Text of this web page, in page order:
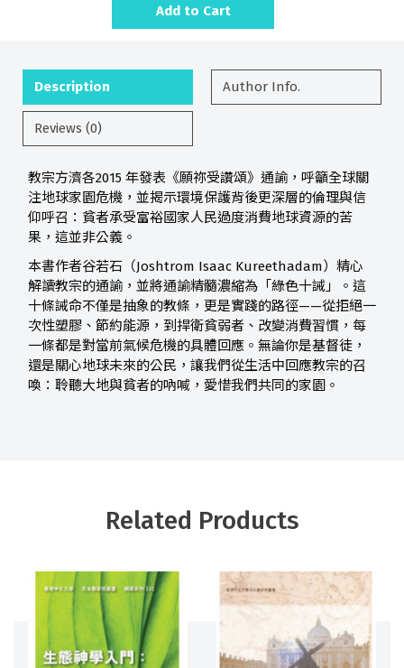
Add to Cart
Description Author Info.
Reviews (0)
教宗方濟各2015 年發表《願祢受讚頌》通諭，呼籲全球關
注地球家園危機，並揭示環境保護背後更深層的倫理與信
仰呼召：貧者承受富裕國家人民過度消費地球資源的苦
果，這並非公義。
本書作者谷若石（Joshtrom Isaac Kureethadam）精心
解讀教宗的通諭，並將通諭精髓濃縮為「綠色十誡」。這
十條誡命不僅是抽象的教條，更是實踐的路徑——從拒絕一
次性塑膠、節約能源，到捍衛貧弱者、改變消費習慣，每
一條都是對當前氣候危機的具體回應。無論你是基督徒，
還是關心地球未來的公民，讓我們從生活中回應教宗的召
喚：聆聽大地與貧者的吶喊，愛惜我們共同的家園。
Related Products